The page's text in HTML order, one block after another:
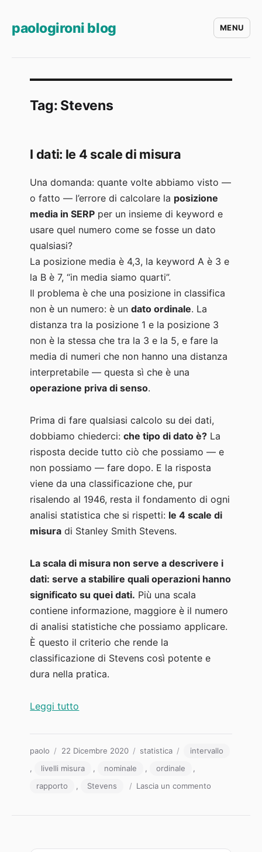
paologironi blog MENU
Tag: Stevens
I dati: le 4 scale di misura
Una domanda: quante volte abbiamo visto —
o fatto — l’errore di calcolare la posizione
media in SERP per un insieme di keyword e
usare quel numero come se fosse un dato
qualsiasi?
La posizione media è 4,3, la keyword A è 3 e
la B è 7, “in media siamo quarti”.
Il problema è che una posizione in classifica
non è un numero: è undato ordinale. La
distanza tra la posizione 1 e la posizione 3
non è la stessa che tra la 3 e la 5, e fare la
media di numeri che non hanno una distanza
interpretabile — questa sì che è una
operazione priva di senso.
Prima di fare qualsiasi calcolo su dei dati,
dobbiamo chiederci:che tipo di dato è? La
risposta decide tutto ciò che possiamo — e
non possiamo — fare dopo. E la risposta
viene da una classificazione che, pur
risalendo al 1946, resta il fondamento di ogni
analisi statistica che si rispetti: le 4 scale di
misura di Stanley Smith Stevens.
La scala di misura non serve a descrivere i
dati: serve a stabilire quali operazioni hanno
significato su quei dati. Più una scala
contiene informazione, maggiore è il numero
di analisi statistiche che possiamo applicare.
È questo il criterio che rende la
classificazione di Stevens così potente e
dura nella pratica.
Leggi tutto
Autore
paolo
Pubblicato
22 Dicembre 2020 Categorie
statistica Tagintervallo
,
livelli misura , nominale , ordinale
,
rapporto
, Stevens Lascia un commentosu